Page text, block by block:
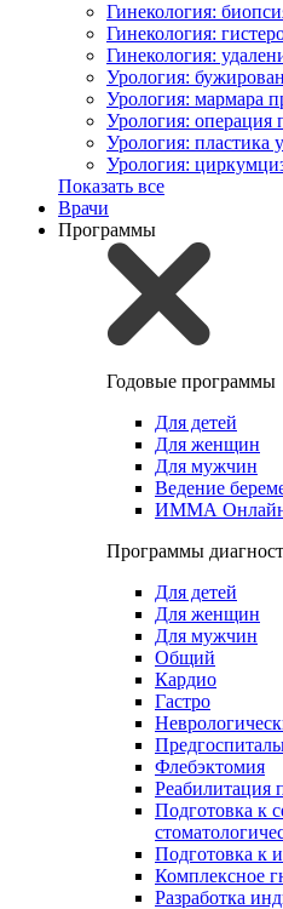
Гинекология:
Гинекология:
Гинекология:
Урология:
Урология: мармара
Урология: операция
Урология: пластика
Урология:
Показать все
Врачи
Программы
Годовые программы
Для детей
Для женщин
Для мужчин
Ведение
ИММА
Программы
Для детей
Для женщин
Для мужчин
Общий
Кардио
Гастро
Флебэктомия
Реабилитация
Подготовка к
Подготовка к
Комплексное
Разработка